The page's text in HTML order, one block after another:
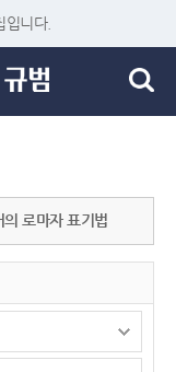
입니다.
의 로마자 표기법